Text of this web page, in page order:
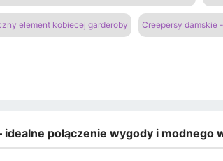
element kobiecej garderoby Creepersy damskie
połączenie wygody i modnego